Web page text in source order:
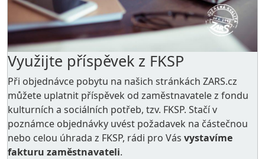
Využijte příspěvek z FKSP
Při objednávce pobytu na našich stránkách ZARS.cz
můžete uplatnit příspěvek od zaměstnavatele z fondu
kulturních a sociálních potřeb, tzv. FKSP. Stačí v
poznámce objednávky uvést požadavek na částečnou
nebo celou úhrada z FKSP, rádi pro Vás vystavíme
fakturu zaměstnavateli.